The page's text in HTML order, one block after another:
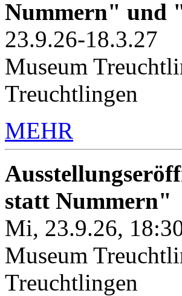
Nummern" und
23.9.26-18.3.27
Museum
Treuchtlingen
MEHR
statt Nummern"
Mi, 23.9.26,
Museum
Treuchtlingen